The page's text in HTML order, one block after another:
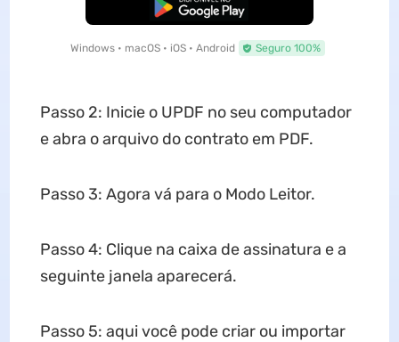
Baixar Grátis
Windows • macOS • iOS • Android Seguro 100%
Passo 2: Inicie o UPDF no seu computador
e abra o arquivo do contrato em PDF.
Passo 3: Agora vá para o Modo Leitor.
Passo 4: Clique na caixa de assinatura e a
seguinte janela aparecerá.
Passo 5: aqui você pode criar ou importar